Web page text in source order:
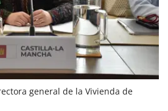
general de la Vivienda de